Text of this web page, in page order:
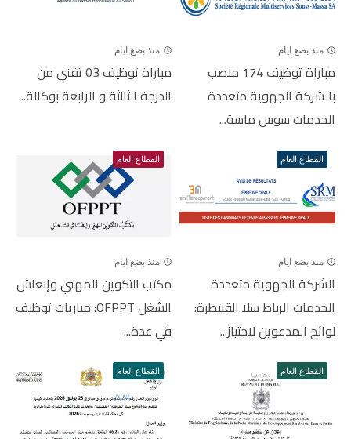
منذ بضع ايام
مباراة توظيف 174 منصب
بالشركة الجهوية متعددة
الخدمات سوس ماسة...
منذ بضع ايام
مباراة توظيف 03 تقني من
الدرجة الثالثة و الرابعة بوكالة...
القطاع العام
منذ بضع ايام
الشركة الجهوية متعددة
الخدمات الرباط سلا القنيطرة:
لوائح المدعوين لاجتياز...
القطاع العام
منذ بضع ايام
مكتب التكوين المهني وإنعاش
الشغل OFPPT: مباريات توظيف
في عدة...
القطاع العام القطاع العام